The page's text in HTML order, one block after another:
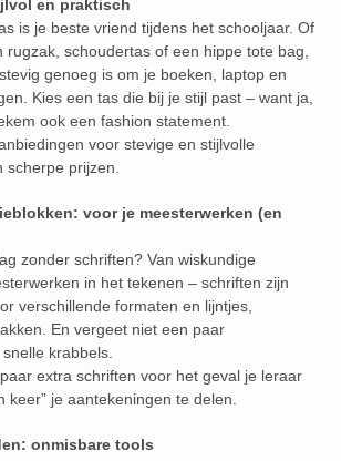
en praktisch
is je beste vriend tijdens het schooljaar. Of
rugzak, schoudertas of een hippe tote bag,
genoeg is om je boeken, laptop en
Kies een tas die bij je stijl past – want ja,
ook een fashion statement.
voor stevige en stijlvolle
prijzen.
voor je meesterwerken (en
zonder schriften? Van wiskundige
in het tekenen – schriften zijn
verschillende formaten en lijntjes,
En vergeet niet een paar
krabbels.
extra schriften voor het geval je leraar
keer” je aantekeningen te delen.
onmisbare tools